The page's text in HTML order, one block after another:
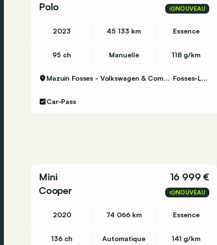
Polo
NOUVEAU
2023 45 133 km Essence
95 ch Manuelle 118 g/km
Mazuin Fosses - Volkswagen & Commercial Vehicles Fosses-La-Ville
Car-Pass
Mini
Cooper
16 999 €
NOUVEAU
2020 74 066 km Essence
136 ch Automatique 141 g/km